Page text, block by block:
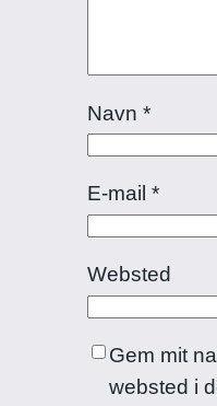
Navn *
E-mail *
Websted
Gem mit
websted i